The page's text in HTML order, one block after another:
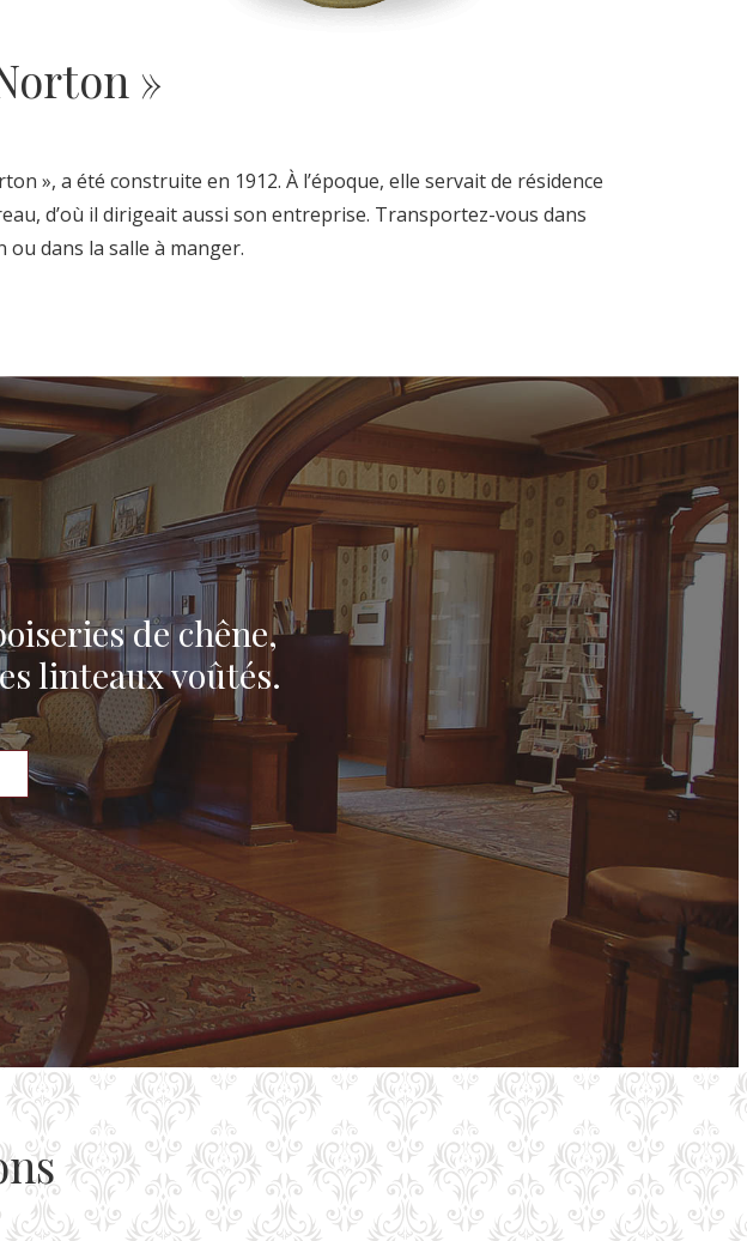
»
», a été construite en 1912. À l’époque, elle servait de résidence
d’où il dirigeait aussi son entreprise. Transportez-vous dans
ou dans la salle à manger.
de chêne,
linteaux voûtés.